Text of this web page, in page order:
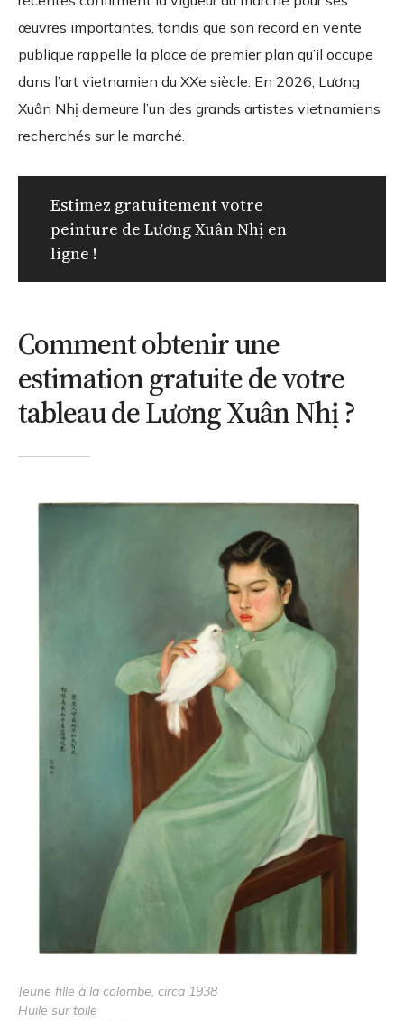
œuvres importantes, tandis que son record en vente
publique rappelle la place de premier plan qu’il occupe
dans l’art vietnamien du XXe siècle. En 2026, Lương
Xuân Nhị demeure l’un des grands artistes vietnamiens
recherchés sur le marché.
Estimez gratuitement votre
peinture de Lương Xuân Nhị en
ligne !
Comment obtenir une
estimation gratuite de votre
tableau de Lương Xuân Nhị ?
Jeune fille à la colombe, circa 1938
Huile sur toile